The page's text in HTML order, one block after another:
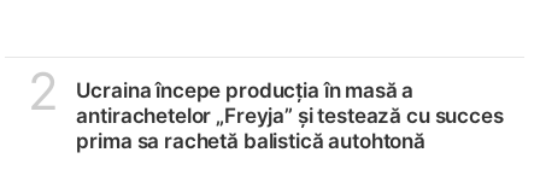
2
Ucraina începe producția în masă a
antirachetelor „Freyja” și testează cu succes
prima sa rachetă balistică autohtonă